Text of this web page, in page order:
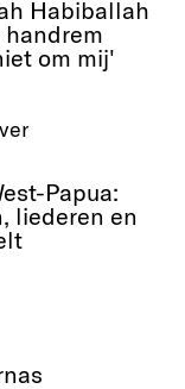
Habiballah
om mij'
Papua:
liederen en